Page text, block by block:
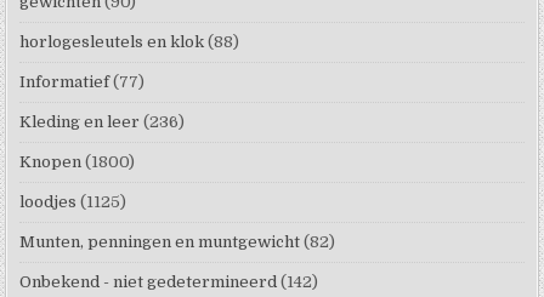
horlogesleutels en klok (88)
Informatief (77)
Kleding en leer (236)
Knopen (1800)
loodjes (1125)
Munten, penningen en muntgewicht (82)
Onbekend - niet gedetermineerd (142)